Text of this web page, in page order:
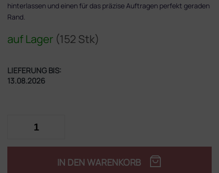
auf Lager (152 Stk)
LIEFERUNG BIS:
13.08.2026
IN DEN WARENKORB
hinterlassen und einen für das präzise Auftragen perfekt geraden
Rand.